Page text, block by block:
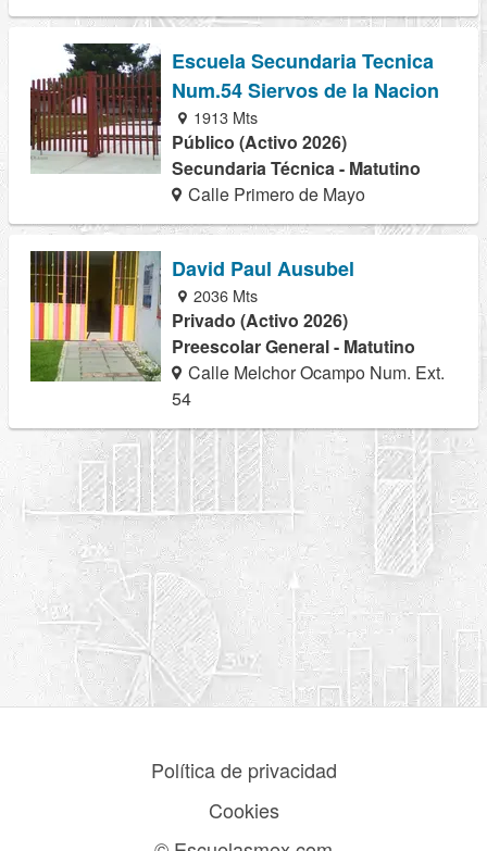
Escuela Secundaria Tecnica
Num.54 Siervos de la Nacion
1913 Mts
Público (Activo 2026)
Secundaria Técnica - Matutino
Calle Primero de Mayo
David Paul Ausubel
2036 Mts
Privado (Activo 2026)
Preescolar General - Matutino
Calle Melchor Ocampo Num. Ext.
54
Política de privacidad
Cookies